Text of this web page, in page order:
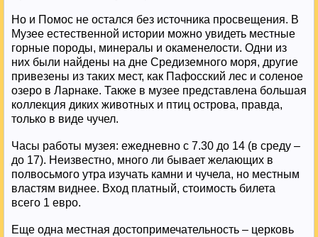
Но и Помос не остался без источника просвещения. В
Музее естественной истории можно увидеть местные
горные породы, минералы и окаменелости. Одни из
них были найдены на дне Средиземного моря, другие
привезены из таких мест, как Пафосский лес и соленое
озеро в Ларнаке. Также в музее представлена большая
коллекция диких животных и птиц острова, правда,
только в виде чучел.
Часы работы музея: ежедневно с 7.30 до 14 (в среду –
до 17). Неизвестно, много ли бывает желающих в
полвосьмого утра изучать камни и чучела, но местным
властям виднее. Вход платный, стоимость билета
всего 1 евро.
Еще одна местная достопримечательность – церковь